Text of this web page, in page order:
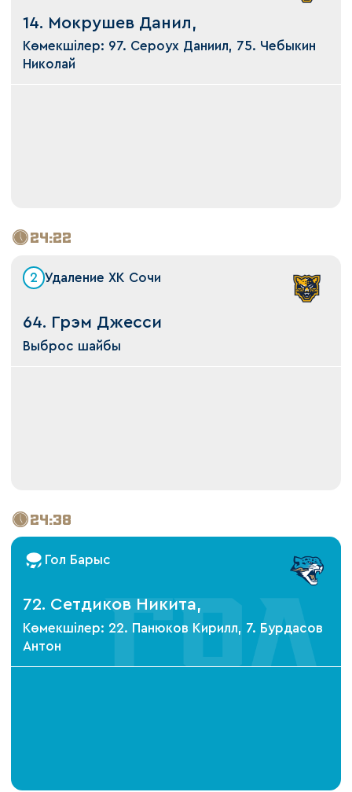
14. Мокрушев Данил,
Көмекшілер: 97. Сероух Даниил, 75. Чебыкин
Николай
24:22
2 Удаление ХК Сочи
64. Грэм Джесси
Выброс шайбы
24:38
Гол Барыс
72. Сетдиков Никита,
Көмекшілер: 22. Панюков Кирилл, 7. Бурдасов
Антон